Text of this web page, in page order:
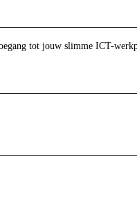
tot jouw slimme ICT-